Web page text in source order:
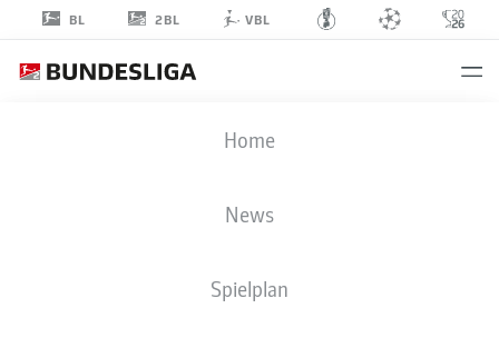
BL 2BL VBL
Home
News
Spielplan